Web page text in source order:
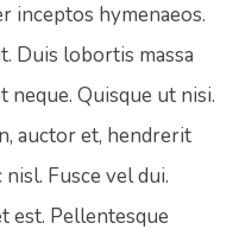
inceptos hymenaeos.
Duis lobortis massa
neque. Quisque ut nisi.
auctor et, hendrerit
Fusce vel dui.
est. Pellentesque